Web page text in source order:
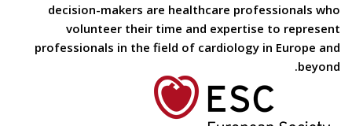
decision-makers are healthcare professionals who
volunteer their time and expertise to represent
professionals in the field of cardiology in Europe and
beyond.